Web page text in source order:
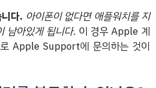
다. 아이폰이 없다면 애플워치를 지
남아있게 됩니다. 이 경우 Apple 계
Apple Support에 문의하는 것이